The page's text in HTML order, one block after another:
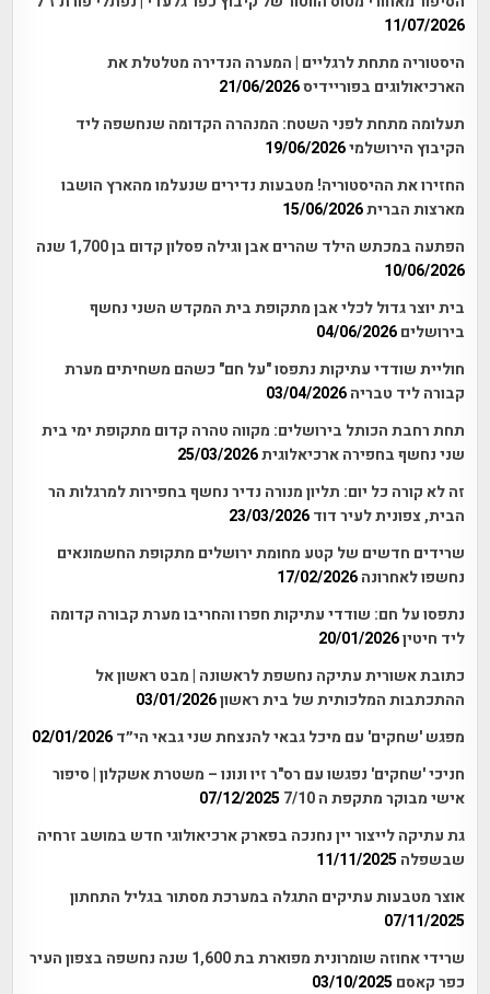
11/07/2026
היסטוריה מתחת לרגליים | המערה הנדירה מטלטלת את
הארכיאולוגים בפוריידיס21/06/2026
תעלומה מתחת לפני השטח: המנהרה הקדומה שנחשפה ליד
הקיבוץ הירושלמי19/06/2026
החזירו את ההיסטוריה! מטבעות נדירים שנעלמו מהארץ הושבו
מארצות הברית15/06/2026
הפתעה במכתש הילד שהרים אבן וגילה פסלון קדום בן 1,700 שנה
10/06/2026
בית יוצר גדול לכלי אבן מתקופת בית המקדש השני נחשף
בירושלים 04/06/2026
חוליית שודדי עתיקות נתפסו "על חם" כשהם משחיתים מערת
קבורה ליד טבריה 03/04/2026
תחת רחבת הכותל בירושלים: מקווה טהרה קדום מתקופת ימי בית
שני נחשף בחפירה ארכיאלוגית25/03/2026
זה לא קורה כל יום: תליון מנורה נדיר נחשף בחפירות למרגלות הר
הבית, צפונית לעיר דוד 23/03/2026
שרידים חדשים של קטע מחומת ירושלים מתקופת החשמונאים
נחשפו לאחרונה 17/02/2026
נתפסו על חם: שודדי עתיקות חפרו והחריבו מערת קבורה קדומה
ליד חיטין20/01/2026
כתובת אשורית עתיקה נחשפת לראשונה | מבט ראשון אל
ההתכתבות המלכותית של בית ראשון03/01/2026
מפגש 'שחקים' עם מיכל גבאי להנצחת שני גבאי הי״ד 02/01/2026
חניכי 'שחקים' נפגשו עם רס"ר זיו ונונו – משטרת אשקלון | סיפור
אישי מבוקר מתקפת ה 7/10
07/12/2025
גת עתיקה לייצור יין נחנכה בפארק ארכיאולוגי חדש במושב זרחיה
שבשפלה 11/11/2025
אוצר מטבעות עתיקים התגלה במערכת מסתור בגליל התחתון
07/11/2025
שרידי אחוזה שומרונית מפוארת בת 1,600 שנה נחשפה בצפון העיר
כפר קאסם 03/10/2025